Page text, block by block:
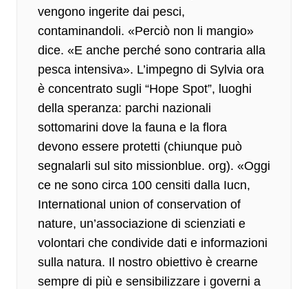
vengono ingerite dai pesci,
contaminandoli. «Perciò non li mangio»
dice. «E anche perché sono contraria alla
pesca intensiva». L’impegno di Sylvia ora
è concentrato sugli “Hope Spot”, luoghi
della speranza: parchi nazionali
sottomarini dove la fauna e la flora
devono essere protetti (chiunque può
segnalarli sul sito missionblue. org). «Oggi
ce ne sono circa 100 censiti dalla Iucn,
International union of conservation of
nature, un’associazione di scienziati e
volontari che condivide dati e informazioni
sulla natura. Il nostro obiettivo è crearne
sempre di più e sensibilizzare i governi a